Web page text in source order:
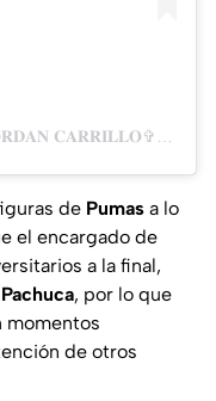
Una publicación compartida por ✞𝐉𝐎𝐑𝐃𝐀𝐍 𝐂𝐀𝐑𝐑𝐈𝐋𝐋𝐎✞⚽️ (@jordancarrillo10)
de Pumas a lo
el encargado de
a la final,
Pachuca, por lo que
momentos
de otros